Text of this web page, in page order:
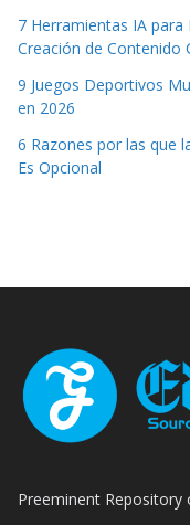
7 Herramientas IA
Creación de Contenido
9 Juegos Deportivos
en 2026
6 Razones por las que
Es Opcional
Preeminent Repository